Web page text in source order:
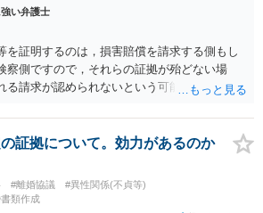
認識、父母の学歴・収入・資産状況、進学先
別に検討することになります。公正証書の他
の終期についてどのように定められている
めの有無、「教育費」「進学費用」に関する
認する必要があると考えられます。
い弁護士
を証明するのは，損害賠償を請求する側もし
察側ですので，それらの証拠が殆どない場
る請求が認められないという可能性はあるで
証拠について。効力があるのか
#離婚協議
#異性関係(不貞等)
類作成